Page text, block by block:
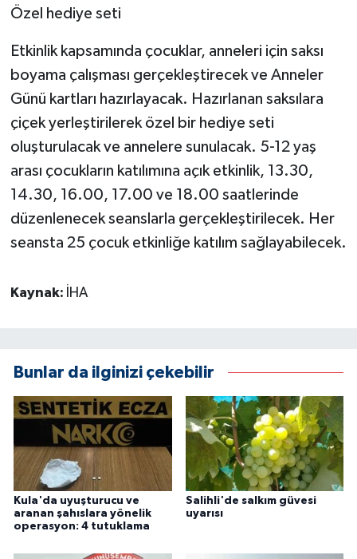
Özel hediye seti
Etkinlik kapsamında çocuklar, anneleri için saksı
boyama çalışması gerçekleştirecek ve Anneler
Günü kartları hazırlayacak. Hazırlanan saksılara
çiçek yerleştirilerek özel bir hediye seti
oluşturulacak ve annelere sunulacak. 5-12 yaş
arası çocukların katılımına açık etkinlik, 13.30,
14.30, 16.00, 17.00 ve 18.00 saatlerinde
düzenlenecek seanslarla gerçekleştirilecek. Her
seansta 25 çocuk etkinliğe katılım sağlayabilecek.
Kaynak: İHA
Bunlar da ilginizi çekebilir
Kula'da uyuşturucu ve
aranan şahıslara yönelik
operasyon: 4 tutuklama
Salihli'de salkım güvesi
uyarısı